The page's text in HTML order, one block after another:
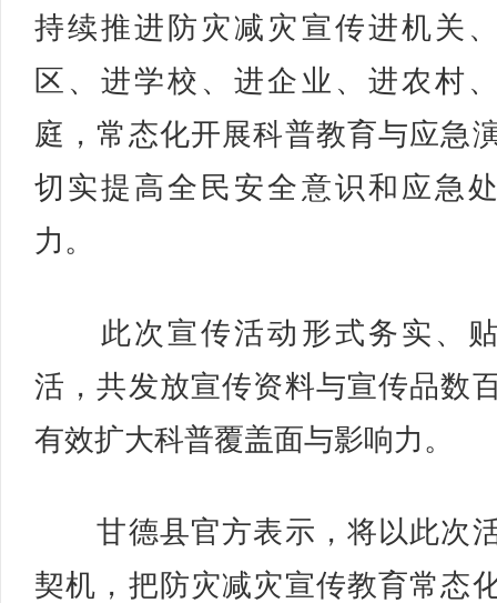
持续推进防灾减灾宣传进机关
区、进学校、进企业、进农村
庭，常态化开展科普教育与应急
切实提高全民安全意识和应急
力。
此次宣传活动形式务实、
活，共发放宣传资料与宣传品数
有效扩大科普覆盖面与影响力。
甘德县官方表示，将以此次
契机，把防灾减灾宣传教育常态